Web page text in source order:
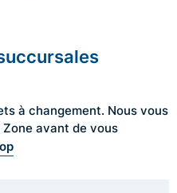
à changement. Nous vous
avant de vous